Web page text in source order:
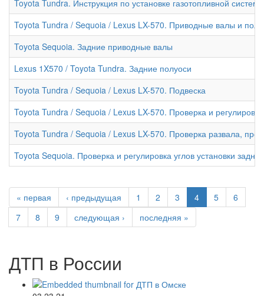
Toyota Tundra. Инструкция по установке газотопливной
Toyota Tundra / Sequoia / Lexus LX-570. Приводные валы и
Toyota Sequoia. Задние приводные валы
Lexus 1X570 / Toyota Tundra. Задние полуоси
Toyota Tundra / Sequoia / Lexus LX-570. Подвеска
Toyota Tundra / Sequoia / Lexus LX-570. Проверка и
Toyota Tundra / Sequoia / Lexus LX-570. Проверка развала,
Toyota Sequoia. Проверка и регулировка углов установки
« первая ‹ предыдущая 1 2 3 4 5
6
7
8 9 следующая › последняя »
ДТП в России